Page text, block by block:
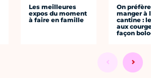
Les meilleures
expos du moment
à faire en famille
On préfère
manger à
cantine :
aux
façon